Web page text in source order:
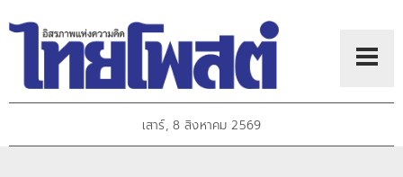
เสาร์, 8 สิงหาคม 2569